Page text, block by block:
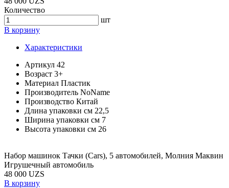
Количество
шт
В корзину
Характеристики
Артикул 42
Возраст 3+
Материал Пластик
Производитель NoName
Производство Китай
Длина упаковки см 22,5
Ширина упаковки см 7
Высота упаковки см 26
Набор машинок Тачки (Cars), 5 автомобилей, Молния Маквин
Игрушечный автомобиль
48 000 UZS
В корзину